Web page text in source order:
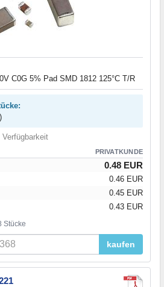
C0G 5% Pad SMD 1812 125°C T/R
Verfügbarkeit
PRIVATKUNDE
0.48 EUR
0.46 EUR
0.45 EUR
0.43 EUR
Stücke
kaufen